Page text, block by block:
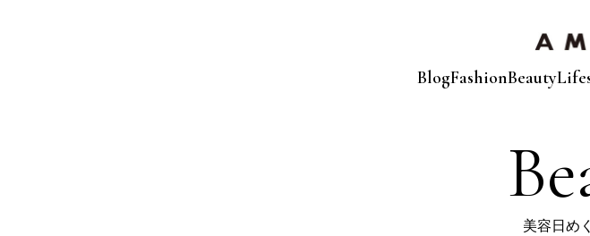
BlogFashionBeauty
美容日め